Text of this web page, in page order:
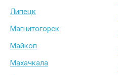
Липецк
Магнитогорск
Майкоп
Махачкала